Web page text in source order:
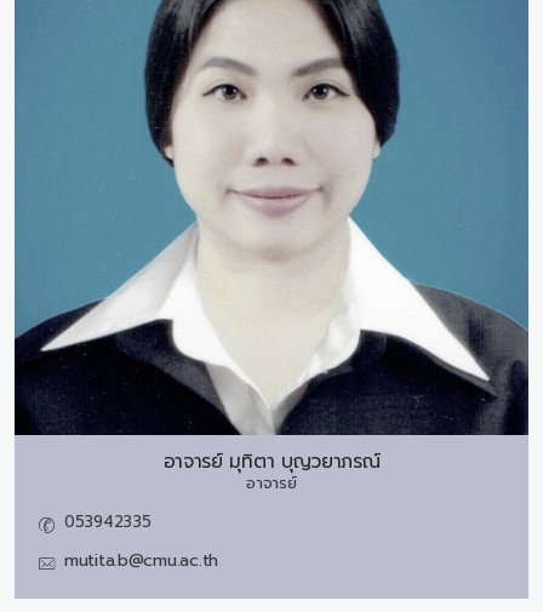
อาจารย์ มุทิตา บุญวยาภรณ์
อาจารย์
053942335
mutita.b@cmu.ac.th